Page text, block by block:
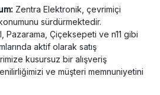
Zentra Elektronik, çevrimiçi
sürdürmektedir.
Pazarama, Çiçeksepeti ve n11 gibi
aktif olarak satış
kusursuz bir alışveriş
ve müşteri memnuniyetini